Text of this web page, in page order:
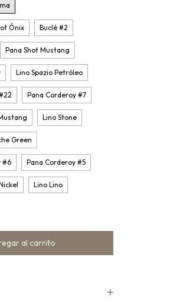
Ónix Buclé #2
Pana Shot Mustang
Lino Spazio Petróleo
Pana Corderoy #7
Lino Stone
Green
#6 Pana Corderoy #5
Lino Lino